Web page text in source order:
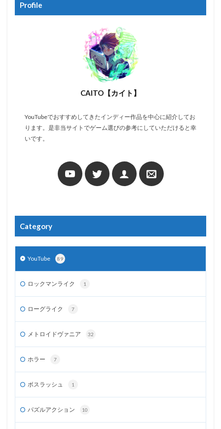
Profile
CAITO【カイト】
YouTubeでおすすめしてきたインディー作品を中心に紹介してお
ります。是非当サイトでゲーム選びの参考にしていただけると幸
いです。
Category
YouTube 89
ロックマンライク 1
ローグライク 7
メトロイドヴァニア 32
ホラー 7
ボスラッシュ 1
パズルアクション 10